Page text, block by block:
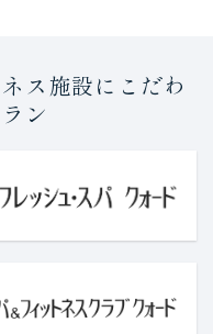
ス施設にこだわ
ン